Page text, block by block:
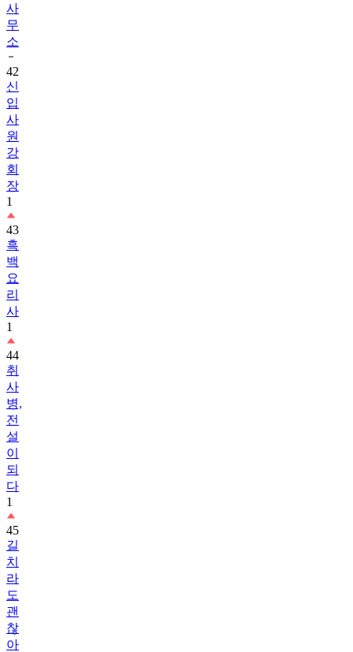
사
무
소
42
신
입
사
원
강
회
장
1
43
흑
백
요
리
사
1
44
취
사
병,
전
설
이
되
다
1
45
길
치
라
도
괜
찮
아